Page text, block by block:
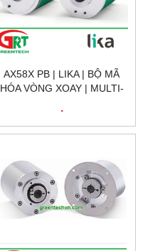
AX58X PB | LIKA | BỘ MÃ
HÓA VÒNG XOAY | MULTI-
.